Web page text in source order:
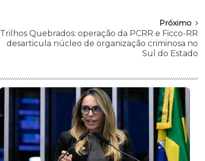
Próximo
Trilhos Quebrados: operação da PCRR e Ficco-RR
desarticula núcleo de organização criminosa no
Sul do Estado